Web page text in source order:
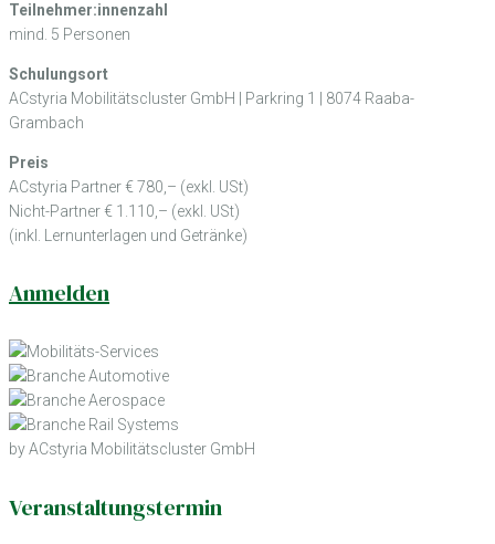
Teilnehmer:innenzahl
mind. 5 Personen
Schulungsort
ACstyria Mobilitätscluster GmbH | Parkring 1 | 8074 Raaba-
Grambach
Preis
ACstyria Partner € 780,– (exkl. USt)
Nicht-Partner € 1.110,– (exkl. USt)
(inkl. Lernunterlagen und Getränke)
Anmelden
by ACstyria Mobilitätscluster GmbH
Veranstaltungstermin